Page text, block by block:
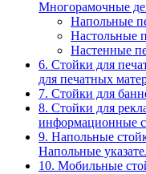
Многорамочные
Напольные
Настольные
Настенные
6. Стойки для
для печатных
7. Стойки для
8. Стойки для
информационные
9. Напольные
Напольные
10. Мобильные